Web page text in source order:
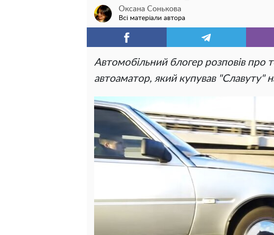
Оксана Сонькова
Всі матеріали автора
Автомобільний блогер розповів про
автоаматор, який купував "Славуту"